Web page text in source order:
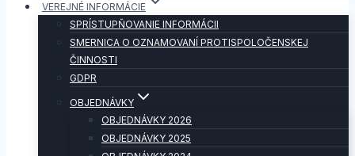
VEREJNÉ INFORMÁCIE
SPRÍSTUPŇOVANIE INFORMÁCII
SMERNICA O OZNAMOVANÍ PROTISPOLOČENSKEJ
ČINNOSTI
GDPR
OBJEDNÁVKY
OBJEDNÁVKY 2026
OBJEDNÁVKY 2025